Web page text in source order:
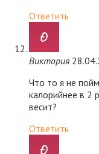
Ответить
Виктория
Что то я не
калорийнее в 2
весит?
Ответить